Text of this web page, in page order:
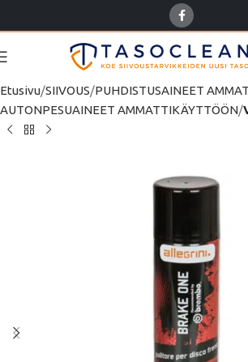
Etusivu SIIVOUS PUHDISTUSAINEET
AUTONPESUAINEET AMMATTIKÄYTTÖÖN